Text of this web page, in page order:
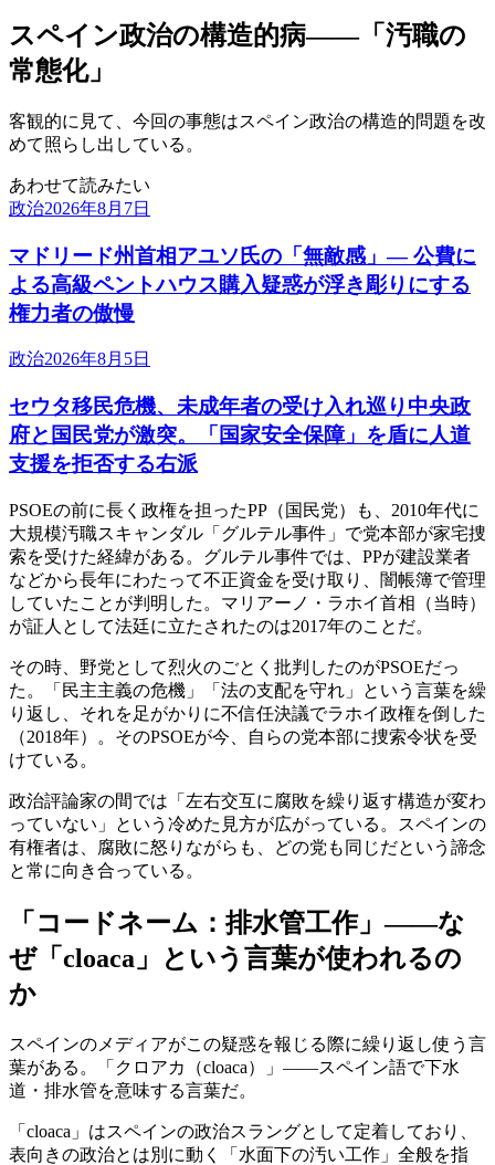
スペイン政治の構造的病——「汚職の
常態化」
客観的に見て、今回の事態はスペイン政治の構造的問題を改
めて照らし出している。
あわせて読みたい
政治2026年8月7日
マドリード州首相アユソ氏の「無敵感」— 公費に
よる高級ペントハウス購入疑惑が浮き彫りにする
権力者の傲慢
政治2026年8月5日
セウタ移民危機、未成年者の受け入れ巡り中央政
府と国民党が激突。「国家安全保障」を盾に人道
支援を拒否する右派
PSOEの前に長く政権を担ったPP（国民党）も、2010年代に
大規模汚職スキャンダル「グルテル事件」で党本部が家宅捜
索を受けた経緯がある。グルテル事件では、PPが建設業者
などから長年にわたって不正資金を受け取り、闇帳簿で管理
していたことが判明した。マリアーノ・ラホイ首相（当時）
が証人として法廷に立たされたのは2017年のことだ。
その時、野党として烈火のごとく批判したのがPSOEだっ
た。「民主主義の危機」「法の支配を守れ」という言葉を繰
り返し、それを足がかりに不信任決議でラホイ政権を倒した
（2018年）。そのPSOEが今、自らの党本部に捜索令状を受
けている。
政治評論家の間では「左右交互に腐敗を繰り返す構造が変わ
っていない」という冷めた見方が広がっている。スペインの
有権者は、腐敗に怒りながらも、どの党も同じだという諦念
と常に向き合っている。
「コードネーム：排水管工作」——な
ぜ「cloaca」という言葉が使われるの
か
スペインのメディアがこの疑惑を報じる際に繰り返し使う言
葉がある。「クロアカ（cloaca）」——スペイン語で下水
道・排水管を意味する言葉だ。
「cloaca」はスペインの政治スラングとして定着しており、
表向きの政治とは別に動く「水面下の汚い工作」全般を指